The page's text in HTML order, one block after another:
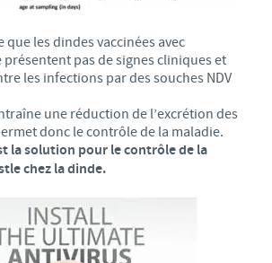
les dindes vaccinées avec
présentent pas de signes cliniques et
les infections par des souches NDV
une réduction de l’excrétion des
donc le contrôle de la maladie.
la solution pour le contrôle de la
chez la dinde.